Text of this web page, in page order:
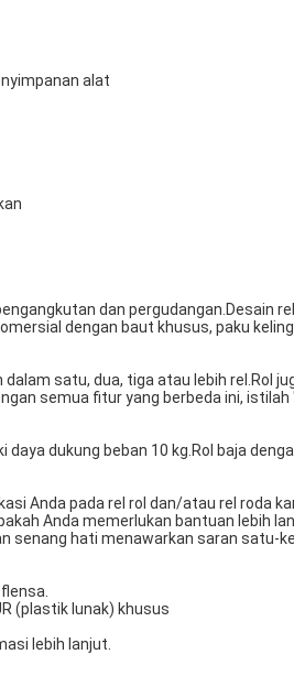
alat
dan pergudangan.Desain
dengan baut khusus, paku
satu, dua, tiga atau lebih rel.Rol
semua fitur yang berbeda ini,
daya dukung beban 10 kg.Rol baja
Anda pada rel rol dan/atau rel roda
Anda memerlukan bantuan lebih
senang hati menawarkan saran satu-
(plastik lunak) khusus
lebih lanjut.